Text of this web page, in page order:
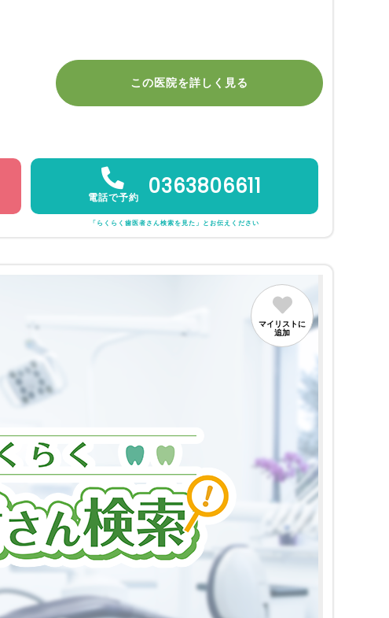
この医院を詳しく見る
電話で予約 0363806611
「らくらく歯医者さん検索を見た」とお伝えください
マイリストに
追加